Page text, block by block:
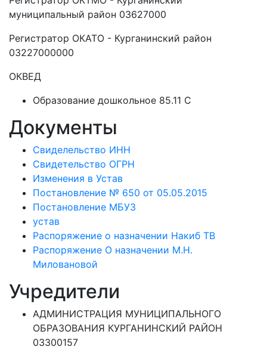
муниципальный район 03627000
Регистратор ОКАТО - Курганинский район
03227000000
ОКВЕД
Образование дошкольное 85.11 C
Документы
Свиделельство ИНН
Свидетельство ОГРН
Изменения в Устав
Постановление № 650 от 05.05.2015
Постановление МБУЗ
устав
Распоряжение о назначении Накиб ТВ
Распоряжение О назначении М.Н.
Миловановой
Учредители
АДМИНИСТРАЦИЯ МУНИЦИПАЛЬНОГО
ОБРАЗОВАНИЯ КУРГАНИНСКИЙ РАЙОН
03300157